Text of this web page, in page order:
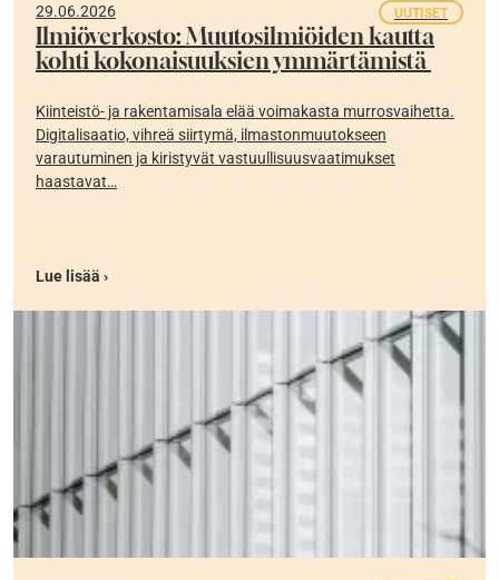
29.06.2026 UUTISET
Ilmiöverkosto: Muutosilmiöiden kautta
kohti kokonaisuuksien ymmärtämistä
Kiinteistö- ja rakentamisala elää voimakasta murrosvaihetta.
Digitalisaatio, vihreä siirtymä, ilmastonmuutokseen
varautuminen ja kiristyvät vastuullisuusvaatimukset
haastavat…
Lue lisää ›